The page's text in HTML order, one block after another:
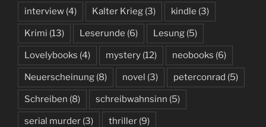
interview (4) Kalter Krieg (3) kindle (3)
Krimi (13) Leserunde (6) Lesung (5)
Lovelybooks (4) mystery (12) neobooks (6)
Neuerscheinung (8) novel (3) peterconrad (5)
Schreiben (8) schreibwahnsinn (5)
serial murder (3) thriller (9)